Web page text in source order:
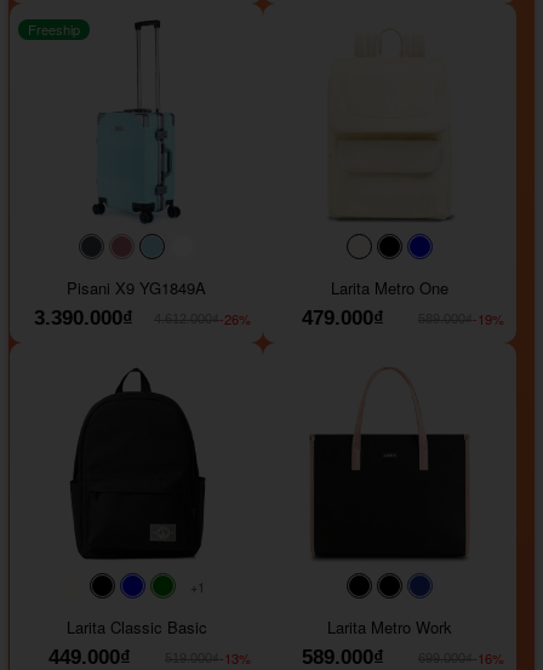
#40454a#b76e79
Freeship
Pisani X9 YG1849A
3.390.000₫
-26%
#faf0e6#000000
Larita Metro One
479.000₫
-19%
#faf0e6#000000#0000FF
+1
Larita Classic Basic
449.000₫
-13%
#000000#000000
Larita Metro Work
589.000₫
-16%